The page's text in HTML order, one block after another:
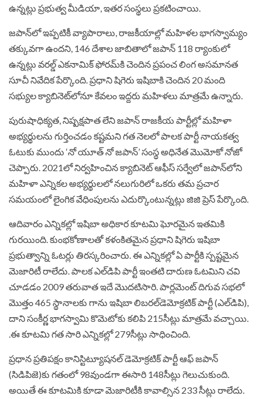
ఉన్నట్లు ప్రభుత్వ మీడియా, ఇతర సంస్థలు ప్రకటించాయి.
జపాన్‌లో ఇప్పటికీ వ్యాపారాలు, రాజకీయాల్లో మహిళల భాగస్వామ్యం
తక్కువగా ఉందని, 146 దేశాల జాబితాలో జపాన్‌ 118 ర్యాంకులో
ఉన్నట్లు వరల్డ్‌ ఎకనామిక్‌ ఫోరమ్‌కి చెందిన ప్రపంచ లింగ అసమానత
సూచీ నివేదిక పేర్కొంది. ప్రధాని షిగెరు ఇషిబాకి చెందిన 20 మంది
సభ్యుల క్యాబినెట్‌లోనూ కేవలం ఇద్దరు మహిళలు మాత్రమే ఉన్నారు.
పురుషాధిక్యత, నిష్పక్షపాత లేని జపాన్‌ రాజకీయ పార్టీల్లో మహిళా
అభ్యర్థులను గుర్తించడం కష్టమని గత నెలలో పాలక పార్టీ నాయకత్వ
ఓటుకు ముందు ‘నో యూత్‌ నో జపాన్‌’ సంస్థ అధినేత మొమోకో నోజో
చెప్పారు. 2021లో నిర్వహించిన క్యాబినెట్‌ ఆఫీస్‌ సర్వేలో జపాన్‌లోని
మహిళా ఎన్నికల అభ్యర్థులలో నలుగురిలో ఒకరు తమ ప్రచార
సమయంలో లైంగిక వేధింపులను ఎదుర్కొంటున్నట్లు జిజి ప్రెస్‌ పేర్కొంది.
ఆదివారం ఎన్నికల్లో ఇషిబా అధికార కూటమి ఘోరమైన ఇతమికి
గురయింది. కుంభకోణాలతో కళంకితమైన ప్రధాని షిగెరు ఇషిబా
ప్రభుత్వాన్ని ఓటర్లు తిరస్కరించారు. ఈ ఎన్నికల్లో ఏ పార్టీకి స్పష్టమైన
మెజారిటీ రాలేదు. పాలక ఎల్‌డిపి పార్టీ ఇంతటి దారుణ ఓటమిని చవి
చూడడం 2009 తరువాత ఇదే మొదటిసారి. పార్లమెంట్‌ దిగువ సభలో
మొత్తం 465 స్థానాలకు గాను ఇషిబా లిబరల్‌డెమోక్రటిక్‌ పార్టీ (ఎల్‌డిపి),
దాని సంకీర్ణ భాగస్వామి కొమెటోకు కలిపి 215సీట్లు మాత్రమే వచ్చాయి.
.ఈ కూటమి గత సారి ఎన్నికల్లో 279సీట్లు సాధించింది.
ప్రధాన ప్రతిపక్షం కానిస్టిట్యూషనల్‌ డెమోక్రటిక్‌ పార్టీ ఆఫ్‌ జపాన్‌
(సిడిపిజె)కు గతంలో 98వుండగా ఈసారి 148సీట్లు గెలుచుకుంది.
అయితే ఈ కూటమికి కూడా మెజారిటీకి కావాల్సిన 233 సీట్లు రాలేదు.